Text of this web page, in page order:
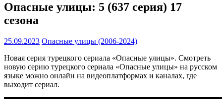
Опасные улицы: 5 (637 серия) 17
сезона
25.09.2023 Опасные улицы (2006-2024)
Новая серия турецкого сериала «Опасные улицы». Смотреть
новую серию турецкого сериала «Опасные улицы» на русском
языке можно онлайн на видеоплатформах и каналах, где
выходит сериал.